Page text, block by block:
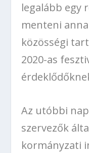
legalább egy
menteni
közösségi
2020-as
Az utóbbi
szervezők
kormányzati